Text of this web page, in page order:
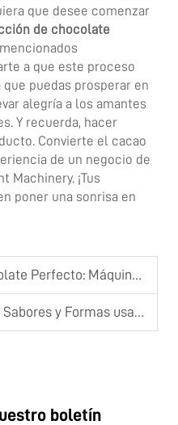
que desee comenzar
de chocolate
a que este proceso
puedas prosperar en
alegría a los amantes
Y recuerda, hacer
Convierte el cacao
de un negocio de
Machinery. ¡Tus
poner una sonrisa en
Personalizadas para Hacer Chocolate
una Máquina para Hacer Tabletas de Chocolate
boletín